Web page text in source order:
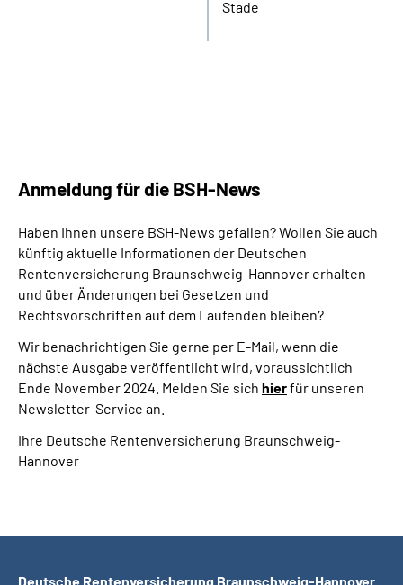
Stade
Anmeldung für die BSH-News
Haben Ihnen unsere BSH-News gefallen? Wollen Sie auch
künftig aktuelle Informationen der Deutschen
Rentenversicherung Braunschweig-Hannover erhalten
und über Änderungen bei Gesetzen und
Rechtsvorschriften auf dem Laufenden bleiben?
Wir benachrichtigen Sie gerne per E-Mail, wenn die
nächste Ausgabe veröffentlicht wird, voraussichtlich
Ende November 2024. Melden Sie sich hierfür unseren
Newsletter-Service an.
Ihre Deutsche Rentenversicherung Braunschweig-
Hannover
Deutsche Rentenversicherung Braunschweig-Hannover